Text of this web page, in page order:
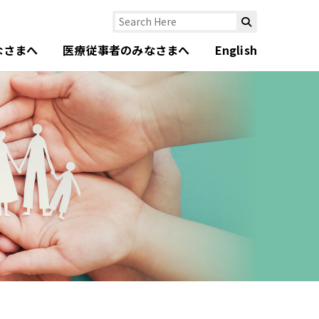
さまへ 医療従事者のみなさまへ English